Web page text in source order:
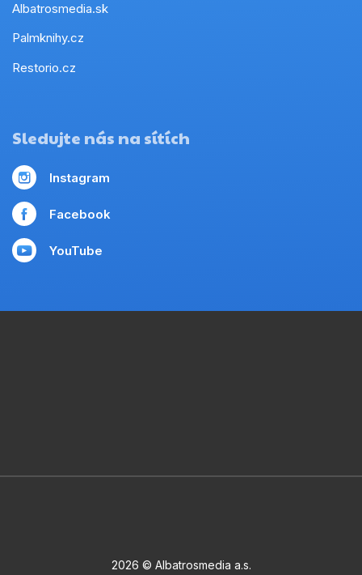
Albatrosmedia.sk
Palmknihy.cz
Restorio.cz
Sledujte nás na sítích
Instagram
Facebook
YouTube
2026 © Albatrosmedia a.s.